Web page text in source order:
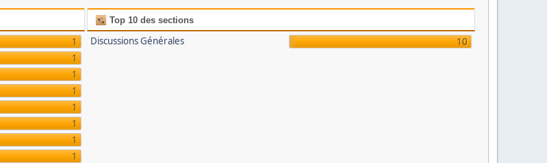
1
1
1
1
1
1
1
1
Top 10 des sections
Discussions Générales 10